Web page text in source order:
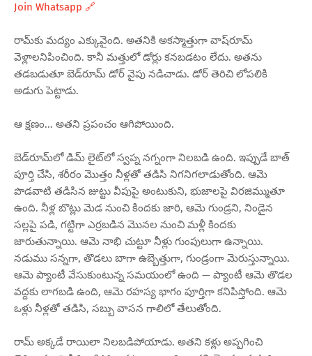
Join Whatsapp 🔗
రామ్‌కు మద్యం ఎక్కువైంది. అతనికి అకస్మాత్తుగా వాష్‌రూమ్
వెళ్లాలనిపించింది. కానీ మత్తులో డోర్లు కనబడటం లేదు. అతను
తడబడుతూ బెడ్‌రూమ్ డోర్ వైపు నడిచాడు. డోర్ తెరిచి లోపలికి
అడుగు పెట్టాడు.
ఆ క్షణం... అతని ప్రపంచం ఆగిపోయింది.
బెడ్‌రూమ్‌లో డిమ్ లైట్‌లో స్వప్న నగ్నంగా నిలబడి ఉంది. ఇప్పుడే బాత్
పూర్తి చేసి, శరీరం మొత్తం నీళ్లతో తడిసి నిగనిగలాడుతోంది. ఆమె
పొడవాటి తడిసిన జుట్టు వీపుపై అంటుకుని, భుజాలపై విరజిమ్ముతూ
ఉంది. నీళ్ల బొట్లు మెడ నుంచి కిందకు జారి, ఆమె గుండ్రని, నిండైన
సల్లపై పడి, గట్టిగా ఎర్రబడిన మొనల నుంచి మళ్లీ కిందకు
జారుతున్నాయి. ఆమె నాభి చుట్టూ నీళ్లు గుంపులుగా ఉన్నాయి.
నడుము సన్నగా, తొడలు బాగా ఉబ్బెత్తుగా, గుండ్రంగా మెరుస్తున్నాయి.
ఆమె ప్యాంటీ వేసుకుంటున్న సమయంలో ఉంది — ప్యాంటీ ఆమె తొడల
వద్దకు లాగబడి ఉంది, ఆమె రహస్య భాగం పూర్తిగా కనిపిస్తోంది. ఆమె
ఒళ్లు నీళ్లతో తడిసి, సబ్బు వాసన గాలిలో తేలుతోంది.
రామ్ అక్కడే రాయిలా నిలబడిపోయాడు. అతని కళ్లు అప్పగించి